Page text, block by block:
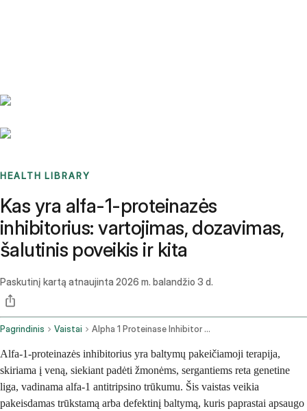
HEALTH LIBRARY
Kas yra alfa-1-proteinazės
inhibitorius: vartojimas, dozavimas,
šalutinis poveikis ir kita
Paskutinį kartą atnaujinta 2026 m. balandžio 3 d.
Pagrindinis Vaistai Alpha 1 Proteinase Inhibitor Human Intravenous Route
Alfa-1-proteinazės inhibitorius yra baltymų pakeičiamoji terapija,
skiriama į veną, siekiant padėti žmonėms, sergantiems reta genetine
liga, vadinama alfa-1 antitripsino trūkumu. Šis vaistas veikia
pakeisdamas trūkstamą arba defektinį baltymą, kuris paprastai apsaugo